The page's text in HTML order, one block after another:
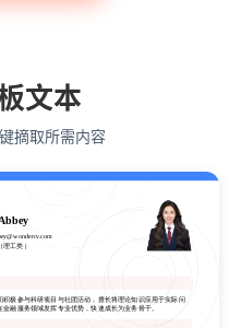
文本
摘取所需内容
工类）
极参与科研项目与社团活动，擅长将理论知识应用于实际问
融服务领域发挥专业优势，快速成长为业务骨干。
理工类）